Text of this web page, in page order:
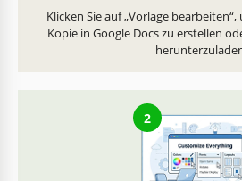
Klicken Sie auf „Vorlage
Kopie in Google Docs zu erstellen
2